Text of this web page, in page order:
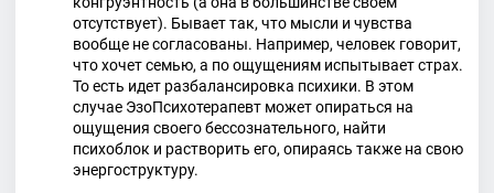
отсутствует). Бывает так, что мысли и чувства
вообще не согласованы. Например, человек говорит,
что хочет семью, а по ощущениям испытывает страх.
То есть идет разбалансировка психики. В этом
случае ЭзоПсихотерапевт может опираться на
ощущения своего бессознательного, найти
психоблок и растворить его, опираясь также на свою
энергоструктуру.